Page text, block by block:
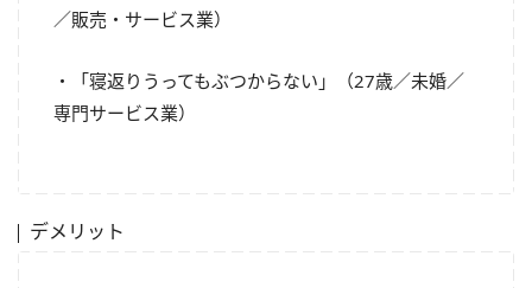
／販売・サービス業）
・「寝返りうってもぶつからない」（27歳／未婚／
専門サービス業）
デメリット